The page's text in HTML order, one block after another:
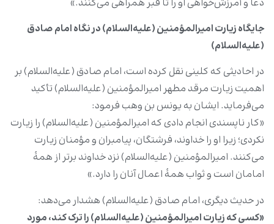
دعا و آمرزش‌خواهی او را تا قبر همراهی می‌کنند.»
جایگاه زیارت امیرالمؤمنین (علیه‌السلام) در نگاه امام صادق
(علیه‌السلام)
در احادیثی که کلینی نقل کرده است، امام صادق (علیه‌السلام) بر
اهمیت زیارت مرقد مطهر امیرالمؤمنین (علیه‌السلام) تأکید
می‌فرماید. ایشان به یونس بن وهب فرمود:
«کار ناپسندی انجام دادی که امیرالمؤمنین (علیه‌السلام) را زیارت
نکردی؛ زیرا او را خداوند، فرشتگان، پیامبران و مؤمنان زیارت
می‌کنند. امیرالمؤمنین (علیه‌السلام) نزد خداوند برتر از همۀ
امامان است و ثواب همۀ اعمال آنان را دارد.»
در حدیث دیگری، امام صادق (علیه‌السلام) هشدار می‌دهد:
«کسی که زیارت امیرالمؤمنین (علیه‌السلام) را ترک کند، مورد